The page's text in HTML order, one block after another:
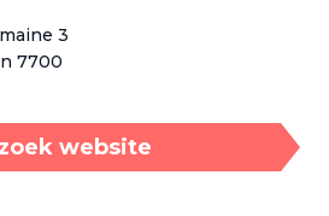
3
7700
website